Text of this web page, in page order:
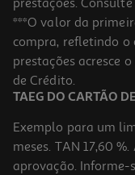
Livro Escola De
7.61 €/un
8,45 € PVP de editor
7,61 €
***O valor da
compra, refletindo o
prestações acresce
de Crédito.
TAEG DO CARTÃO
Exemplo para um
meses. TAN 17,60
aprovação. Informe-